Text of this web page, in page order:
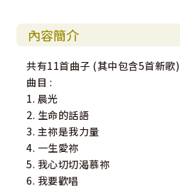
內容簡介
共有11首曲子 (其中包含5首新歌)
曲目 :
1. 晨光
2. 生命的話語
3. 主祢是我力量
4. 一生愛祢
5. 我心切切渴慕祢
6. 我要歡唱